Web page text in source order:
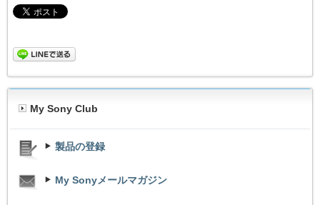
My Sony Club
製品の登録
My Sonyメールマガジン